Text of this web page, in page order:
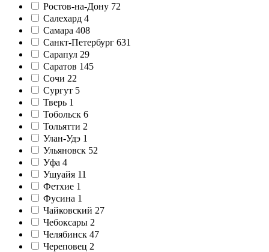
Ростов-на-Дону 72
Салехард 4
Самара 408
Санкт-Петербург 631
Сарапул 29
Саратов 145
Сочи 22
Сургут 5
Тверь 1
Тобольск 6
Тольятти 2
Улан-Удэ 1
Ульяновск 52
Уфа 4
Ушуайя 11
Фетхие 1
Фусина 1
Чайковский 27
Чебоксары 2
Челябинск 47
Череповец 2